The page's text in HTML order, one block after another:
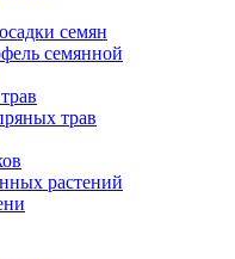
семян
семянной
трав
растений